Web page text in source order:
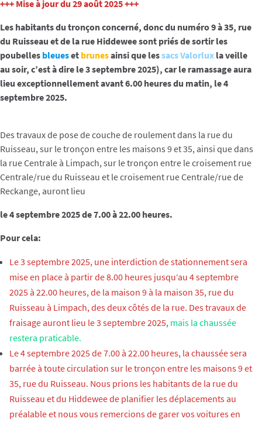
+++ Mise à jour du 29 août 2025 +++
Les habitants du tronçon concerné, donc du numéro 9 à 35, rue
du Ruisseau et de la rue Hiddewee sont priés de sortir les
poubelles bleueset brunesainsi que lessacs Valorlux la veille
au soir, c’est à dire le 3 septembre 2025), car le ramassage aura
lieu exceptionnellement avant 6.00 heures du matin, le 4
septembre 2025.
Des travaux de pose de couche de roulement dans la rue du
Ruisseau, sur le tronçon entre les maisons 9 et 35, ainsi que dans
la rue Centrale à Limpach, sur le tronçon entre le croisement rue
Centrale/rue du Ruisseau et le croisement rue Centrale/rue de
Reckange, auront lieu
le 4 septembre 2025 de 7.00 à 22.00 heures.
Pour cela:
Le 3 septembre 2025, une interdiction de stationnement sera
mise en place à partir de 8.00 heures jusqu‘au 4 septembre
2025 à 22.00 heures, de la maison 9 à la maison 35, rue du
Ruisseau à Limpach, des deux côtés de la rue. Des travaux de
fraisage auront lieu le 3 septembre 2025, mais la chaussée
restera praticable.
Le 4 septembre 2025 de 7.00 à 22.00 heures, la chaussée sera
barrée à toute circulation sur le tronçon entre les maisons 9 et
35, rue du Ruisseau. Nous prions les habitants de la rue du
Ruisseau et du Hiddewee de planifier les déplacements au
préalable et nous vous remercions de garer vos voitures en